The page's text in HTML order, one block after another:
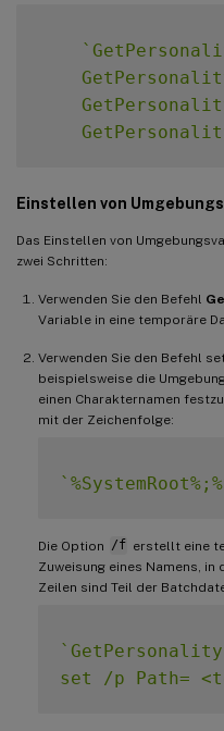
`
Einstellen von
Das Einstellen von
zwei Schritten:
Verwenden Sie den Befehl
Variable in eine temporäre
Verwenden Sie den Befehl
beispielsweise die
einen Charakternamen
mit der Zeichenfolge:
`
Die Option /f erstellt eine
Zuweisung eines Namens, in
Zeilen sind Teil der
`
set /p Path=